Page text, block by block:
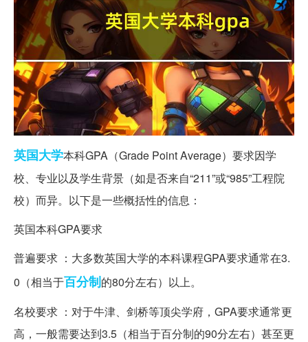
英国大学本科GPA（Grade Point Average）要求因学
校、专业以及学生背景（如是否来自“211”或“985”工程院
校）而异。以下是一些概括性的信息：
英国本科GPA要求
普遍要求 ：大多数英国大学的本科课程GPA要求通常在3.
0（相当于百分制的80分左右）以上。
名校要求 ：对于牛津、剑桥等顶尖学府，GPA要求通常更
高，一般需要达到3.5（相当于百分制的90分左右）甚至更